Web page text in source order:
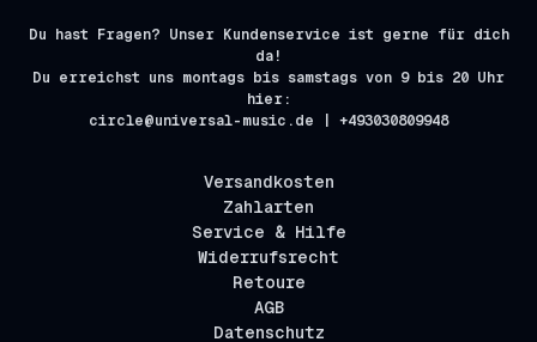
Du hast Fragen? Unser Kundenservice ist gerne für dich
da!
Du erreichst uns montags bis samstags von 9 bis 20 Uhr
hier:
circle@universal-music.de | +493030809948
Versandkosten
Zahlarten
Service & Hilfe
Widerrufsrecht
Retoure
AGB
Datenschutz